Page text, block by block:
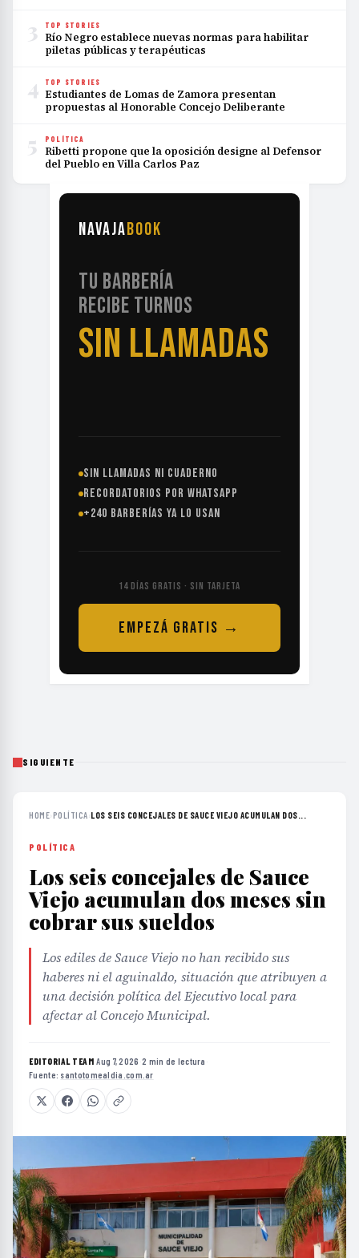
3 TOP STORIES
Río Negro establece nuevas normas para habilitar
piletas públicas y terapéuticas
4 TOP STORIES
Estudiantes de Lomas de Zamora presentan
propuestas al Honorable Concejo Deliberante
5 POLÍTICA
Ribetti propone que la oposición designe al Defensor
del Pueblo en Villa Carlos Paz
NAVAJABOOK
TU BARBERÍA
RECIBE TURNOS
SIN LLAMADAS
SIN LLAMADAS NI CUADERNO
RECORDATORIOS POR WHATSAPP
+240 BARBERÍAS YA LO USAN
14 DÍAS GRATIS · SIN TARJETA
EMPEZÁ GRATIS →
SIGUIENTE
HOME›POLÍTICA›LOS SEIS CONCEJALES DE SAUCE VIEJO ACUMULAN DOS...
POLÍTICA
Los seis concejales de Sauce
Viejo acumulan dos meses sin
cobrar sus sueldos
Los ediles de Sauce Viejo no han recibido sus
haberes ni el aguinaldo, situación que atribuyen a
una decisión política del Ejecutivo local para
afectar al Concejo Municipal.
EDITORIAL TEAM·Aug 7, 2026 ·2 min de lectura ·
Fuente: santotomealdia.com.ar